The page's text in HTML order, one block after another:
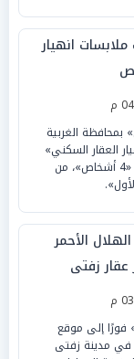
انهيار
الغربية
العقار السكني»
بشارع فلسطين، والذي أودى بحياة «4 أشخاص»، من
الأحمر
عقار زفتى
فورًا إلى موقع
في مدينة زفتى